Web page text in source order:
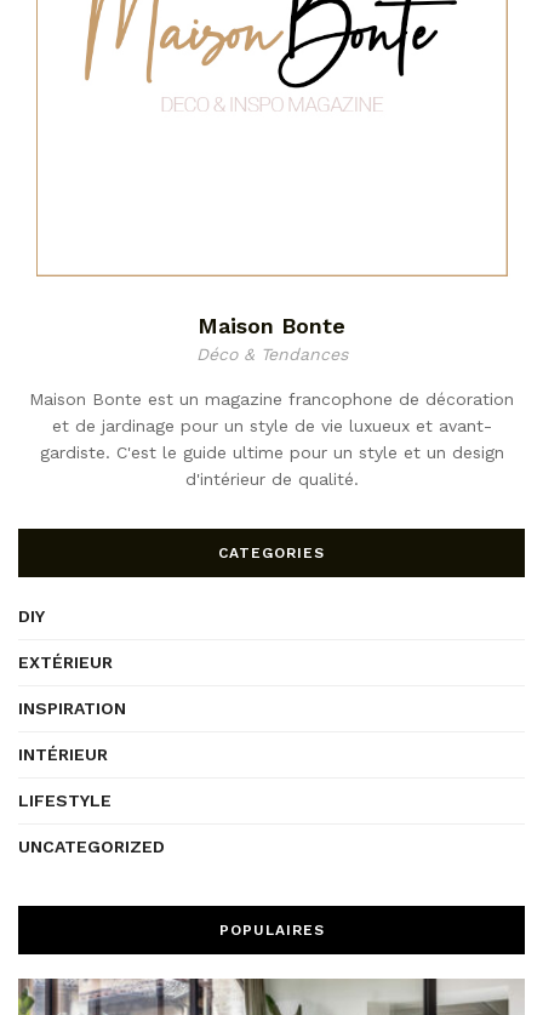
Maison Bonte
Déco & Tendances
Maison Bonte est un magazine francophone de décoration
et de jardinage pour un style de vie luxueux et avant-
gardiste. C'est le guide ultime pour un style et un design
d'intérieur de qualité.
CATEGORIES
DIY
EXTÉRIEUR
INSPIRATION
INTÉRIEUR
LIFESTYLE
UNCATEGORIZED
POPULAIRES